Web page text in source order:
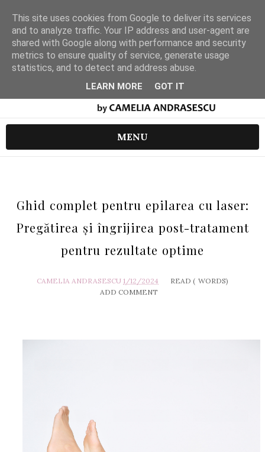
MENU
Ghid complet pentru epilarea cu laser:
Pregătirea și îngrijirea post-tratament
pentru rezultate optime
CAMELIA ANDRASESCU 1/12/2024 READ ( WORDS)
ADD COMMENT
This site uses cookies from Google to deliver its services
and to analyze traffic. Your IP address and user-agent are
shared with Google along with performance and security
metrics to ensure quality of service, generate usage
statistics, and to detect and address abuse.
LEARN MORE GOT IT